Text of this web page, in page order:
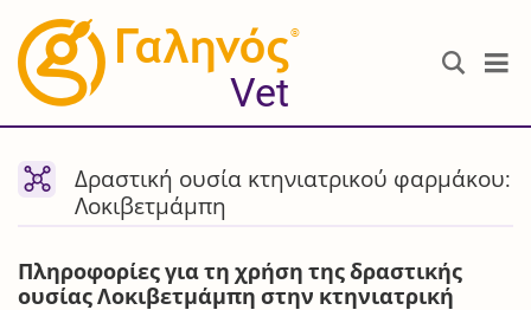
®
Vet
Δραστική ουσία κτηνιατρικού φαρμάκου:
Λοκιβετμάμπη
Πληροφορίες για τη χρήση της δραστικής
ουσίας Λοκιβετμάμπη στην κτηνιατρική